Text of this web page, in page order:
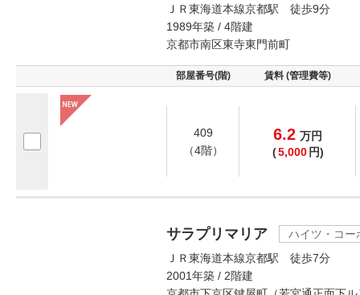
ＪＲ東海道本線京都駅 徒歩9分
1989年築 / 4階建
京都市南区東寺東門前町
部屋番号(階) 賃料 (管理費等)
409
（4階）
6.2 万円
(5,000 円)
サラプリマリア
ハイツ・コー
ＪＲ東海道本線京都駅 徒歩7分
2001年築 / 2階建